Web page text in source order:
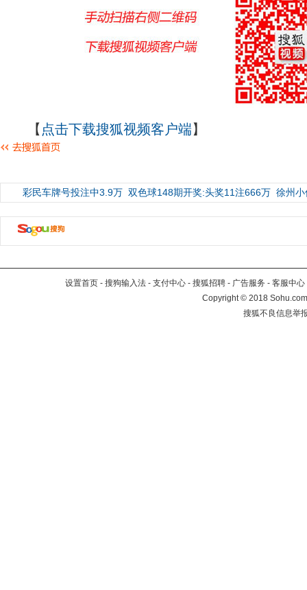
【 点击下载搜狐视频客户端】
彩民车牌号投注中3.9万 双色球148期开奖:头奖11注666万 徐州
设置首页 - 搜狗输入法 - 支付中心 - 搜狐招聘 - 广告服务 - 客服中心
Copyright©2018
搜狐不良信息举